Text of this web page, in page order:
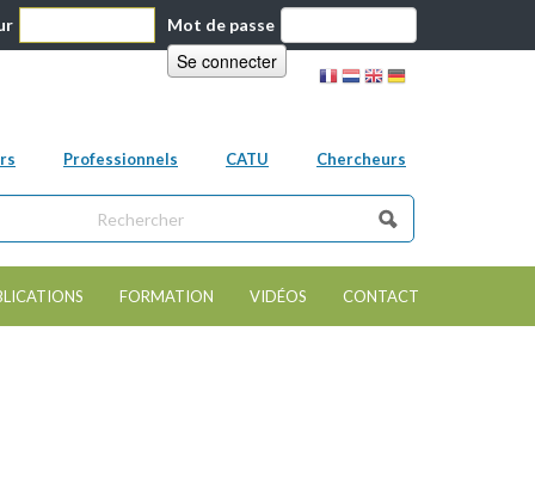
Mot de passe
Professionnels CATU Chercheurs
de recherche
FORMATION VIDÉOS CONTACT